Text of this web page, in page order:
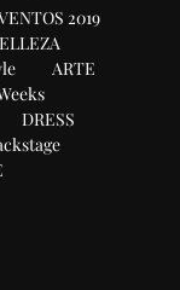
2019
ARTE
DRESS